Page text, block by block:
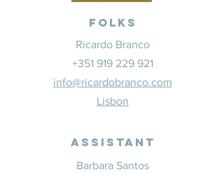
Folks
Ricardo Branco
+351 919 229 921
info@ricardobranco.com
Lisbon
Assistant
Barbara Santos